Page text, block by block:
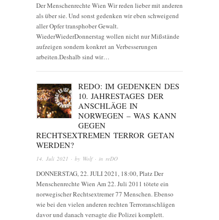
Der Menschenrechte Wien Wir reden lieber mit anderen
als über sie. Und sonst gedenken wir eben schweigend
aller Opfer transphober Gewalt.
WiederWiederDonnerstag wollen nicht nur Mißstände
aufzeigen sondern konkret an Verbesserungen
arbeiten.Deshalb sind wir…
REDO: IM GEDENKEN DES
10. JAHRESTAGES DER
ANSCHLÄGE IN
NORWEGEN – WAS KANN
GEGEN
RECHTSEXTREMEN TERROR GETAN
WERDEN?
14. Juli 2021 · by Wolf· in reDO
DONNERSTAG, 22. JULI 2021, 18:00, Platz Der
Menschenrechte Wien Am 22. Juli 2011 tötete ein
norwegischer Rechtsextremer 77 Menschen. Ebenso
wie bei den vielen anderen rechten Terroranschlägen
davor und danach versagte die Polizei komplett.